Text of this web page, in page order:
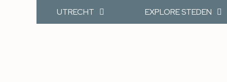
UTRECHT EXPLORE STEDEN